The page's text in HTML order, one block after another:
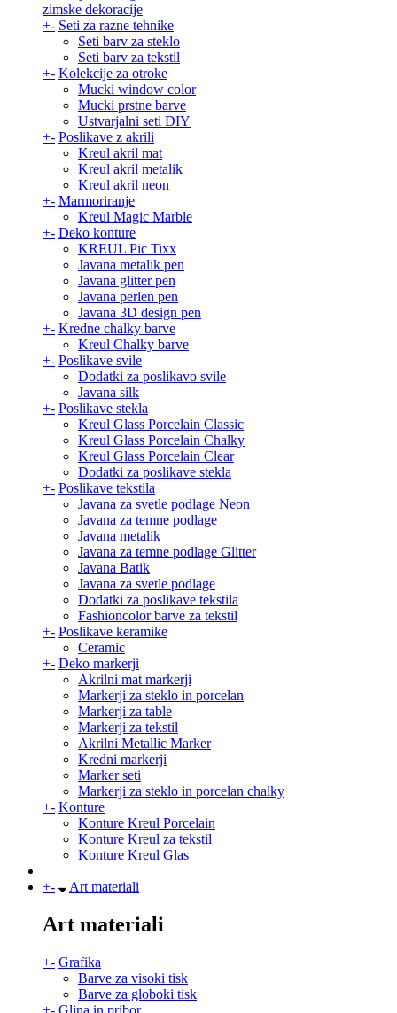
zimske dekoracije
+- Seti za razne tehnike
Seti barv za steklo
Seti barv za tekstil
+- Kolekcije za otroke
Mucki window color
Mucki prstne barve
Ustvarjalni seti DIY
+- Poslikave z akrili
Kreul akril mat
Kreul akril metalik
Kreul akril neon
+- Marmoriranje
Kreul Magic Marble
+- Deko konture
KREUL Pic Tixx
Javana metalik pen
Javana glitter pen
Javana perlen pen
Javana 3D design pen
+- Kredne chalky barve
Kreul Chalky barve
+- Poslikave svile
Dodatki za poslikavo svile
Javana silk
+- Poslikave stekla
Kreul Glass Porcelain Classic
Kreul Glass Porcelain Chalky
Kreul Glass Porcelain Clear
Dodatki za poslikave stekla
+- Poslikave tekstila
Javana za svetle podlage Neon
Javana za temne podlage
Javana metalik
Javana za temne podlage Glitter
Javana Batik
Javana za svetle podlage
Dodatki za poslikave tekstila
Fashioncolor barve za tekstil
+- Poslikave keramike
Ceramic
+- Deko markerji
Akrilni mat markerji
Markerji za steklo in porcelan
Markerji za table
Markerji za tekstil
Akrilni Metallic Marker
Kredni markerji
Marker seti
Markerji za steklo in porcelan chalky
+- Konture
Konture Kreul Porcelain
Konture Kreul za tekstil
Konture Kreul Glas
+- Art materiali
Art materiali
+- Grafika
Barve za visoki tisk
Barve za globoki tisk